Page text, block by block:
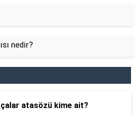
nedir?
atasözü kime ait?